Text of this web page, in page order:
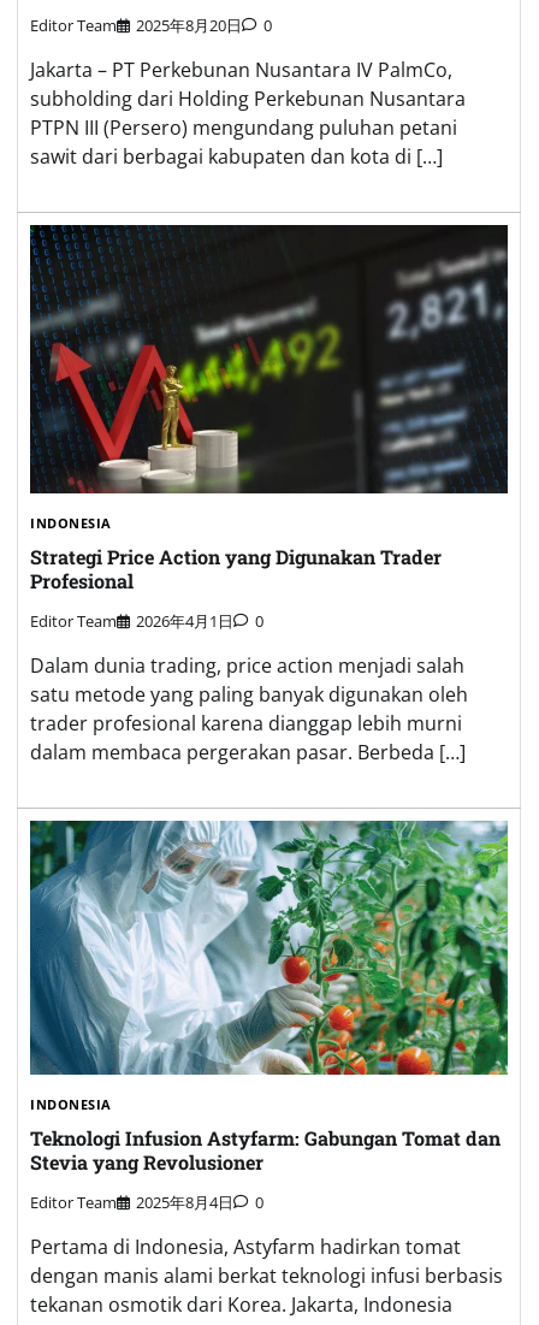
Editor Team 2025年8月20日 0
Jakarta – PT Perkebunan Nusantara IV PalmCo,
subholding dari Holding Perkebunan Nusantara
PTPN III (Persero) mengundang puluhan petani
sawit dari berbagai kabupaten dan kota di […]
INDONESIA
Strategi Price Action yang Digunakan Trader
Profesional
Editor Team 2026年4月1日 0
Dalam dunia trading, price action menjadi salah
satu metode yang paling banyak digunakan oleh
trader profesional karena dianggap lebih murni
dalam membaca pergerakan pasar. Berbeda […]
INDONESIA
Teknologi Infusion Astyfarm: Gabungan Tomat dan
Stevia yang Revolusioner
Editor Team 2025年8月4日 0
Pertama di Indonesia, Astyfarm hadirkan tomat
dengan manis alami berkat teknologi infusi berbasis
tekanan osmotik dari Korea. Jakarta, Indonesia